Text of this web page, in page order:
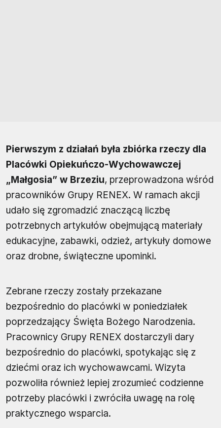
Pierwszym z działań była zbiórka rzeczy dla
Placówki Opiekuńczo-Wychowawczej
„Małgosia” w Brzeziu, przeprowadzona wśród
pracowników Grupy RENEX. W ramach akcji
udało się zgromadzić znaczącą liczbę
potrzebnych artykułów obejmującą materiały
edukacyjne, zabawki, odzież, artykuły domowe
oraz drobne, świąteczne upominki.
Zebrane rzeczy zostały przekazane
bezpośrednio do placówki w poniedziałek
poprzedzający Święta Bożego Narodzenia.
Pracownicy Grupy RENEX dostarczyli dary
bezpośrednio do placówki, spotykając się z
dziećmi oraz ich wychowawcami. Wizyta
pozwoliła również lepiej zrozumieć codzienne
potrzeby placówki i zwróciła uwagę na rolę
praktycznego wsparcia.